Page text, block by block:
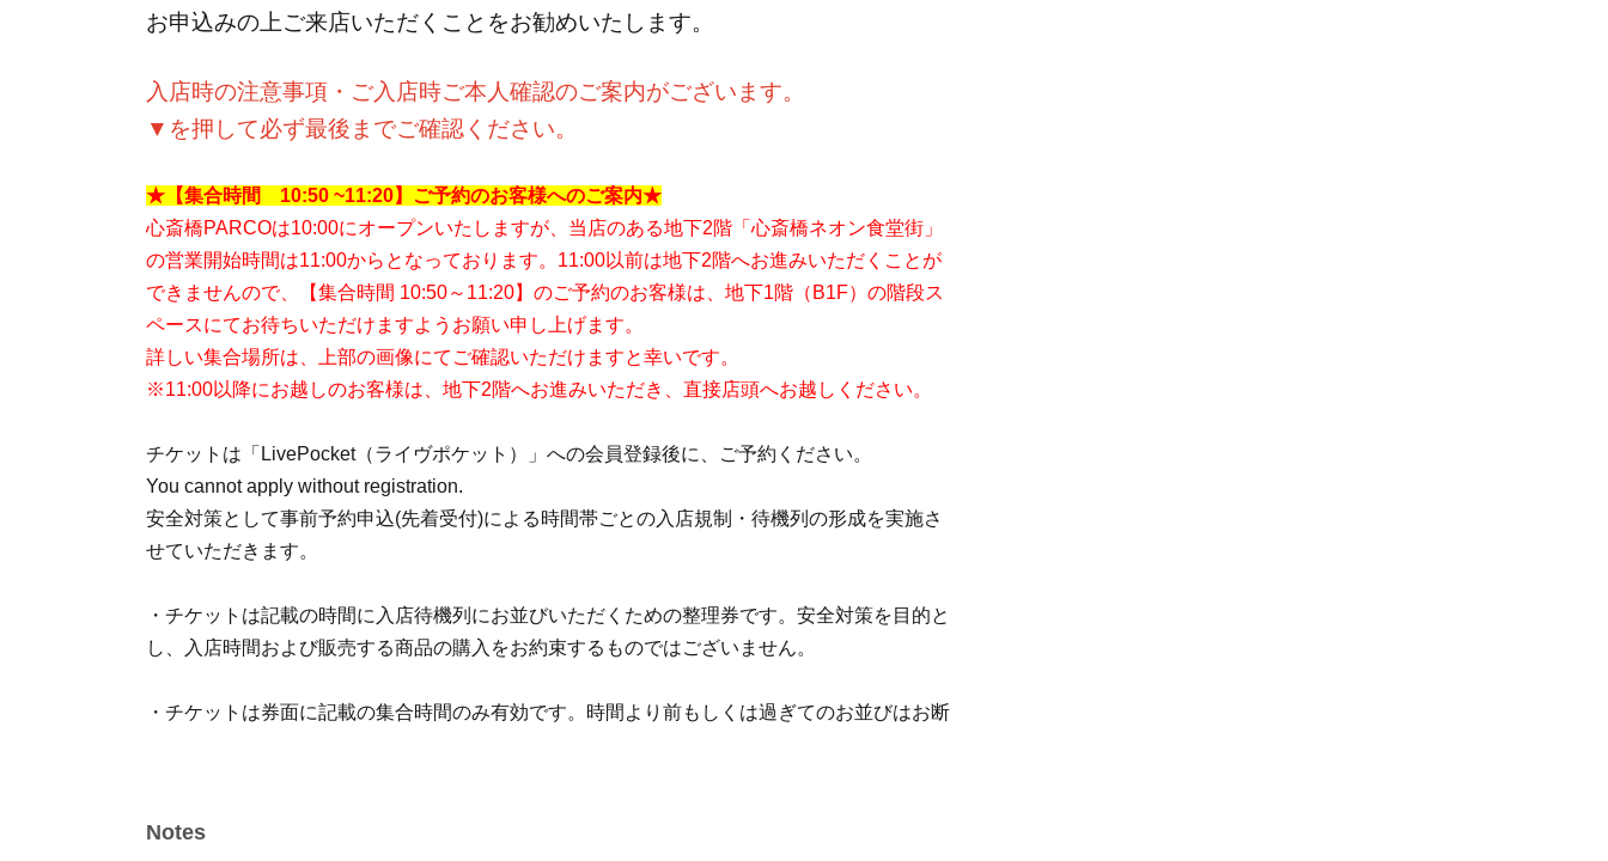
お申込みの上ご来店いただくことをお勧めいたします。
入店時の注意事項・ご入店時ご本人確認のご案内がございます。
▼を押して必ず最後までご確認ください。
★【集合時間 10:50 ~11:20】ご予約のお客様へのご案内★
心斎橋PARCOは10:00にオープンいたしますが、当店のある地下2階「心斎橋ネオン食堂街」
の営業開始時間は11:00からとなっております。11:00以前は地下2階へお進みいただくことが
できませんので、【集合時間 10:50～11:20】のご予約のお客様は、地下1階（B1F）の階段ス
ペースにてお待ちいただけますようお願い申し上げます。
詳しい集合場所は、上部の画像にてご確認いただけますと幸いです。
※11:00以降にお越しのお客様は、地下2階へお進みいただき、直接店頭へお越しください。
チケットは「LivePocket（ライヴポケット）」への会員登録後に、ご予約ください。
You cannot apply without registration.
安全対策として事前予約申込(先着受付)による時間帯ごとの入店規制・待機列の形成を実施さ
せていただきます。
・チケットは記載の時間に入店待機列にお並びいただくための整理券です。安全対策を目的と
し、入店時間および販売する商品の購入をお約束するものではございません。
・チケットは券面に記載の集合時間のみ有効です。時間より前もしくは過ぎてのお並びはお断
ては、品切れが発生する場合もございますので予めご了承ください。
Notes